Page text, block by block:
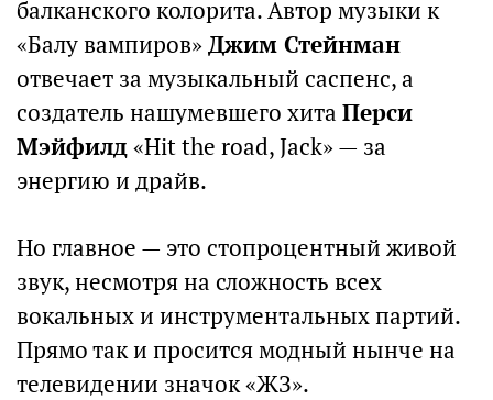
балканского колорита. Автор музыки к
«Балу вампиров»Джим Стейнман
отвечает за музыкальный саспенс, а
создатель нашумевшего хита Перси
Мэйфилд«Hit the road, Jack» — за
энергию и драйв.
Но главное — это стопроцентный живой
звук, несмотря на сложность всех
вокальных и инструментальных партий.
Прямо так и просится модный нынче на
телевидении значок «ЖЗ».